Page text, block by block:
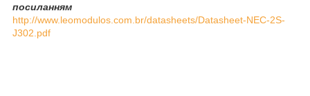
посиланням
http://www.leomodulos.com.br/datasheets/Datasheet-NEC-2S-
J302.pdf